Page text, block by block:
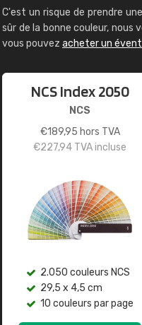
C'est un risque de prendre
sûr de la bonne couleur,
vous pouvez acheter un
NCS Index 2050
NCS
€189,95 hors TVA
€227,94 TVA incluse
2.050 couleurs NCS
29,5 x 4,5 cm
10 couleurs par page